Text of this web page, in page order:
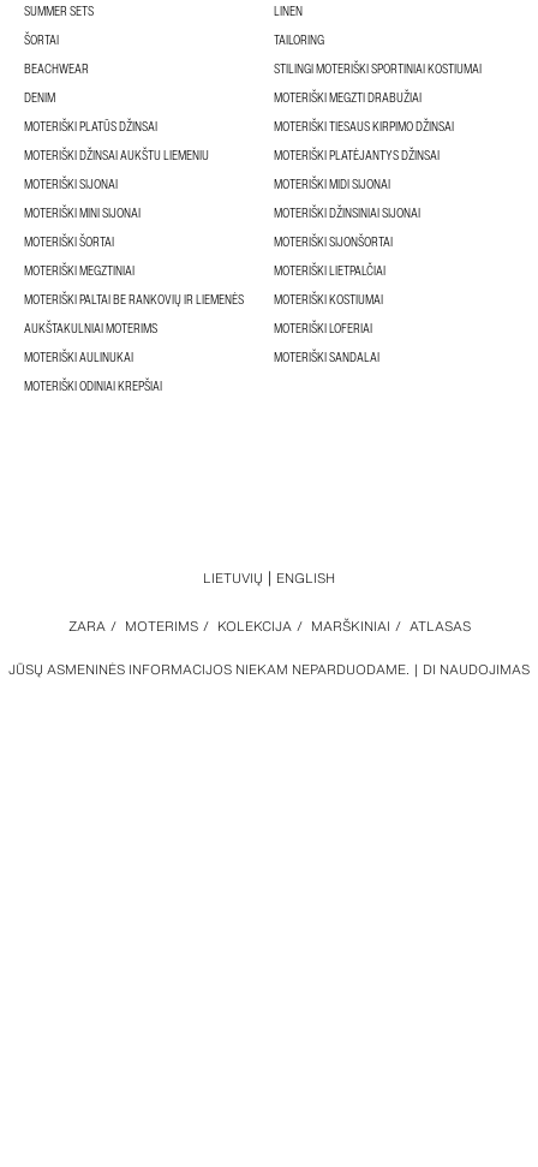
SUMMER SETS
LINEN
ŠORTAI
TAILORING
BEACHWEAR
STILINGI MOTERIŠKI SPORTINIAI KOSTIUMAI
DENIM
MOTERIŠKI MEGZTI DRABUŽIAI
MOTERIŠKI PLATŪS DŽINSAI
MOTERIŠKI TIESAUS KIRPIMO DŽINSAI
MOTERIŠKI DŽINSAI AUKŠTU LIEMENIU
MOTERIŠKI PLATĖJANTYS DŽINSAI
MOTERIŠKI SIJONAI
MOTERIŠKI MIDI SIJONAI
MOTERIŠKI MINI SIJONAI
MOTERIŠKI DŽINSINIAI SIJONAI
MOTERIŠKI ŠORTAI
MOTERIŠKI SIJONŠORTAI
MOTERIŠKI MEGZTINIAI
MOTERIŠKI LIETPALČIAI
MOTERIŠKI PALTAI BE RANKOVIŲ IR LIEMENĖS
MOTERIŠKI KOSTIUMAI
AUKŠTAKULNIAI MOTERIMS
MOTERIŠKI LOFERIAI
MOTERIŠKI AULINUKAI
MOTERIŠKI SANDALAI
MOTERIŠKI ODINIAI KREPŠIAI
JŪSŲ ASMENINĖS INFORMACIJOS NIEKAM NEPARDUODAME. DI NAUDOJIMAS
ZARA / MOTERIMS / KOLEKCIJA / MARŠKINIAI / ATLASAS
LIETUVIŲ ENGLISH